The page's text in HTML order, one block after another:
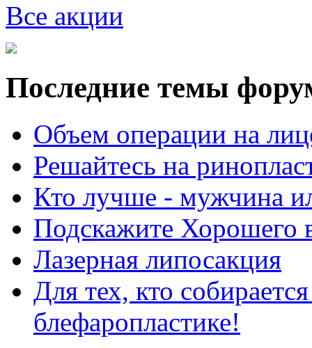
Все акции
Последние темы
Объем операции на
Решайтесь на
Кто лучше - мужчина
Подскажите Хорошего
Лазерная липосакция
Для тех, кто
блефаропластике!